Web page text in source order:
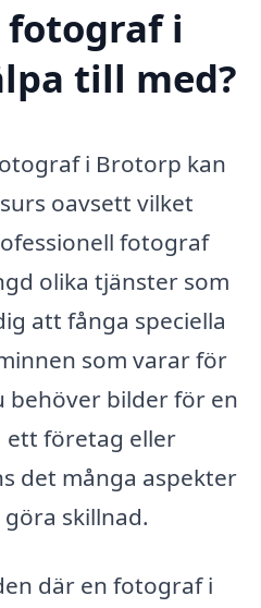
fotograf i
till med?
i Brotorp kan
oavsett vilket
fotograf
olika tjänster som
att fånga speciella
som varar för
behöver bilder för en
ett företag eller
det många aspekter
skillnad.
där en fotograf i